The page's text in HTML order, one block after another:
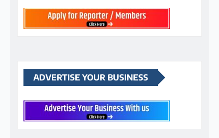
ADVERTISE YOUR BUSINESS